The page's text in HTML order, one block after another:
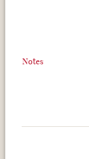
Notes